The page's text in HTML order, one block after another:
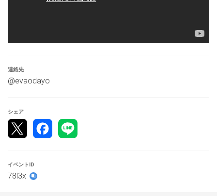
ただきます。こちらの大会は
→https://tonamel.com/competition/cESEv
今回は禁伝2体使用可能のためフラットルールでの開催と
なり、個人時間を設けることができない。そのため、TOD
が認められる場合、20ターン行かずに対戦が終了となる
連絡先
@evaodayo
シェア
イベントID
78l3x